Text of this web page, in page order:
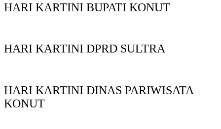
HARI KARTINI BUPATI KONUT
HARI KARTINI DPRD SULTRA
HARI KARTINI DINAS PARIWISATA
KONUT